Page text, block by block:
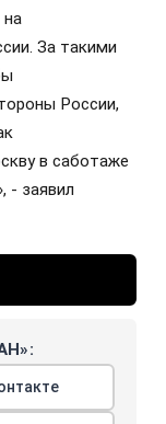
на
За такими
России,
в саботаже
- заявил